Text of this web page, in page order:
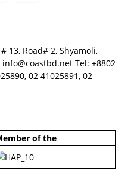
13, Road# 2, Shyamoli,
info@coastbd.net Tel: +8802
02 41025891, 02
of the